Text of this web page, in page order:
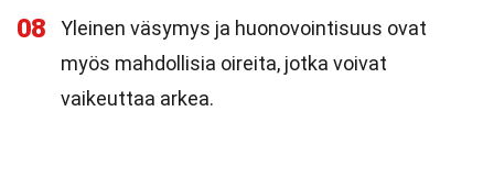
08
Yleinen väsymys ja huonovointisuus ovat
myös mahdollisia oireita, jotka voivat
vaikeuttaa arkea.